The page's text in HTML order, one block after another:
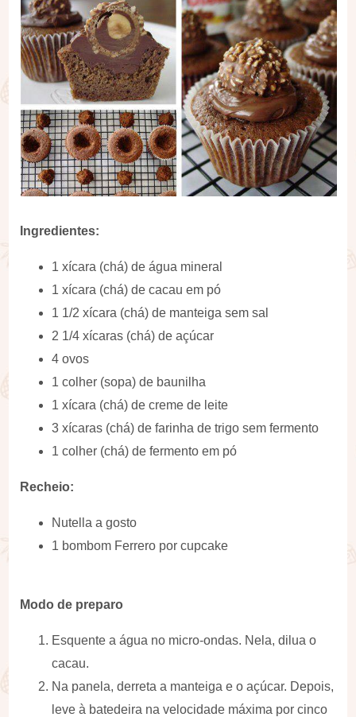
Ingredientes:
1 xícara (chá) de água mineral
1 xícara (chá) de cacau em pó
1 1/2 xícara (chá) de manteiga sem sal
2 1/4 xícaras (chá) de açúcar
4 ovos
1 colher (sopa) de baunilha
1 xícara (chá) de creme de leite
3 xícaras (chá) de farinha de trigo sem fermento
1 colher (chá) de fermento em pó
Recheio:
Nutella a gosto
1 bombom Ferrero por cupcake
Modo de preparo
Esquente a água no micro-ondas. Nela, dilua o
cacau.
Na panela, derreta a manteiga e o açúcar. Depois,
leve à batedeira na velocidade máxima por cinco